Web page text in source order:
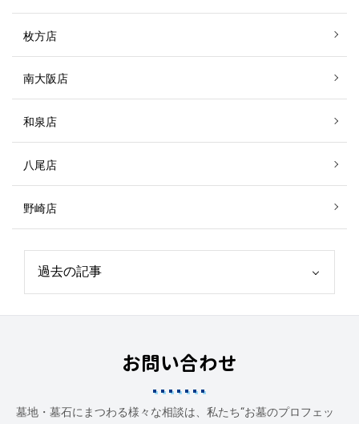
枚方店
南大阪店
和泉店
八尾店
野崎店
お問い合わせ
墓地・墓石にまつわる様々な相談は、私たち“お墓のプロフェッ